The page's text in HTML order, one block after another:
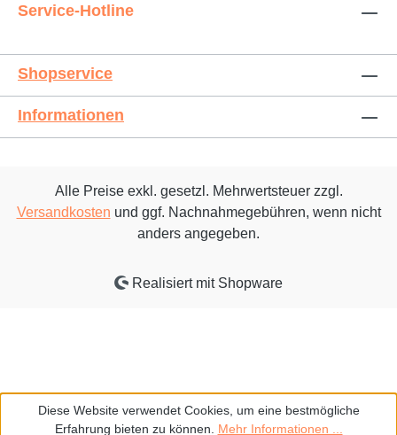
Service-Hotline
Shopservice
Informationen
Alle Preise exkl. gesetzl. Mehrwertsteuer zzgl.
Versandkosten und ggf. Nachnahmegebühren, wenn nicht
anders angegeben.
Realisiert mit Shopware
Diese Website verwendet Cookies, um eine bestmögliche
Erfahrung bieten zu können. Mehr Informationen ...